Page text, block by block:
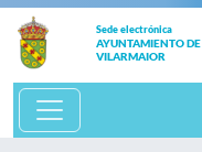
Sede electrónica
AYUNTAMIENTO DE
VILARMAIOR